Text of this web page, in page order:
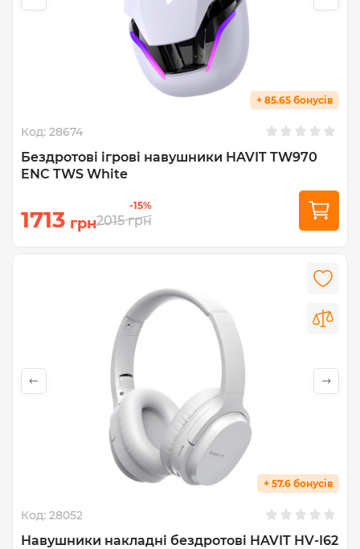
+ 85.65 бонусів
Код: 28674
Бездротові ігрові навушники HAVIT TW970
ENC TWS White
1713 грн
-15%
2015 грн
+ 57.6 бонусів
Код: 28052
Навушники накладні бездротові HAVIT HV-I62